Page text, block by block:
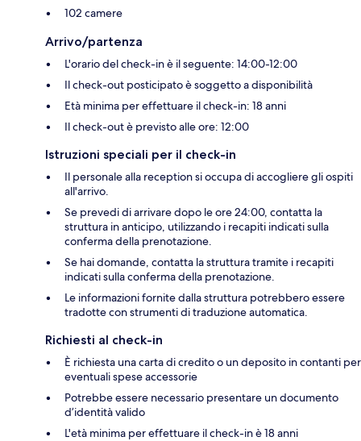
102 camere
Arrivo/partenza
L'orario del check-in è il seguente: 14:00-12:00
Il check-out posticipato è soggetto a disponibilità
Età minima per effettuare il check-in: 18 anni
Il check-out è previsto alle ore: 12:00
Istruzioni speciali per il check-in
Il personale alla reception si occupa di accogliere gli ospiti
all'arrivo.
Se prevedi di arrivare dopo le ore 24:00, contatta la
struttura in anticipo, utilizzando i recapiti indicati sulla
conferma della prenotazione.
Se hai domande, contatta la struttura tramite i recapiti
indicati sulla conferma della prenotazione.
Le informazioni fornite dalla struttura potrebbero essere
tradotte con strumenti di traduzione automatica.
Richiesti al check-in
È richiesta una carta di credito o un deposito in contanti per
eventuali spese accessorie
Potrebbe essere necessario presentare un documento
d’identità valido
L'età minima per effettuare il check-in è 18 anni